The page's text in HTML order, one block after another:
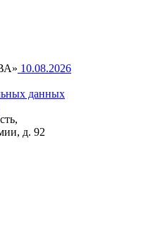
10.08.2026
данных
д. 92